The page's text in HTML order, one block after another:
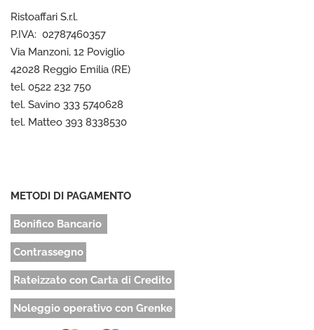
Ristoaffari S.r.l.
P.IVA: 02787460357
Via Manzoni, 12 Poviglio
42028 Reggio Emilia (RE)
tel. 0522 232 750
tel. Savino 333 5740628
tel. Matteo 393 8338530
METODI DI PAGAMENTO
Bonifico Bancario
Contrassegno
Rateizzato con Carta di Credito
Noleggio operativo con Grenke